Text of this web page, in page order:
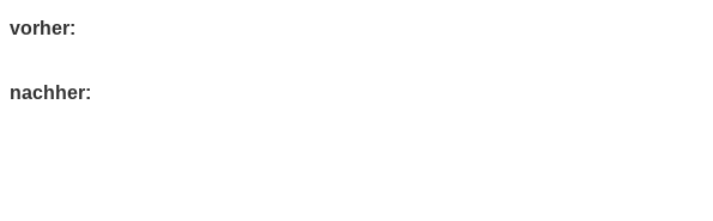
vorher:
nachher: